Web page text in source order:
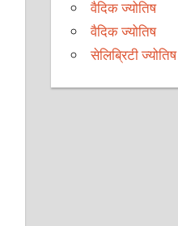
वैदिक ज्योतिष
वैदिक ज्योतिष
सेलिब्रिटी ज्योतिष